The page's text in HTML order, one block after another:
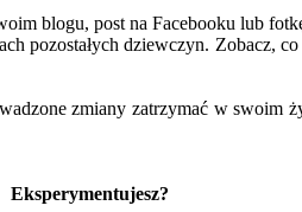
blogu, post na Facebooku lub
pozostałych dziewczyn. Zobacz,
zmiany zatrzymać w swoim
Eksperymentujesz?